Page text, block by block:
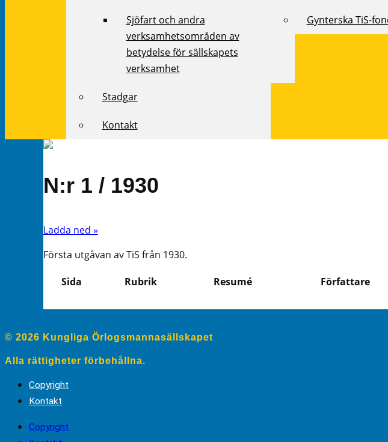
Sjöfart och andra
verksamhetsområden av
betydelse för sällskapets
verksamhet
Stadgar
Kontakt
Gynterska TiS-
N:r 1 / 1930
Ladda ned »
Första utgåvan av TiS från 1930.
Sida Rubrik Resumé Författare
© 2026 Kungliga Örlogsmannasällskapet
Alla rättigheter förbehållna.
Copyright
Kontakt
Copyright